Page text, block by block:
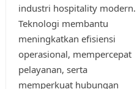
industri hospitality modern.
Teknologi membantu
meningkatkan efisiensi
operasional, mempercepat
pelayanan, serta
memperkuat hubungan